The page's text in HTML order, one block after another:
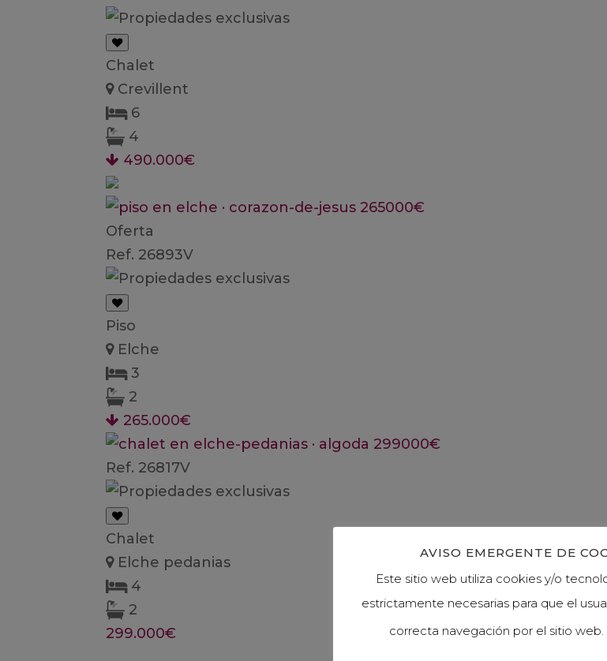
Chalet
Crevillent
6
4
490.000€
Oferta
Ref. 26893V
Piso
Elche
3
2
265.000€
Ref. 26817V
Chalet
Elche pedanias
4
2
299.000€
AVISO EMERGENTE DE
Este sitio web utiliza cookies y/o
estrictamente necesarias para que el
correcta navegación por el sitio web.